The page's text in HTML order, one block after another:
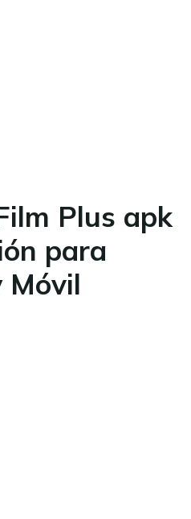
Plus apk
para
Móvil